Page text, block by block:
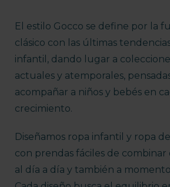
El estilo Gocco se define por la
clásico con las últimas
infantil, dando lugar a
actuales y atemporales,
acompañar a niños y bebés en
crecimiento.
Diseñamos ropa infantil y ropa
con prendas fáciles de combinar
al día a día y también a